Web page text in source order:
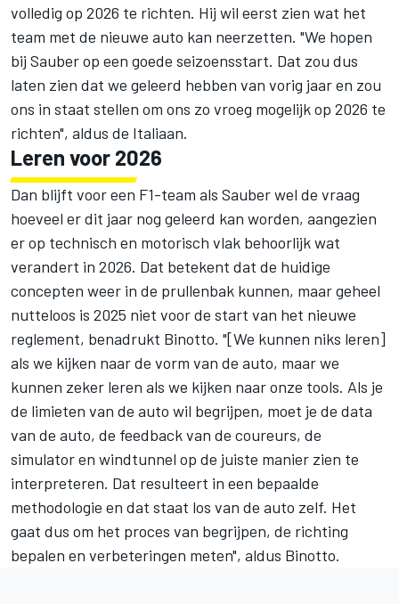
volledig op 2026 te richten. Hij wil eerst zien wat het
team met de nieuwe auto kan neerzetten. "We hopen
bij Sauber op een goede seizoensstart. Dat zou dus
laten zien dat we geleerd hebben van vorig jaar en zou
ons in staat stellen om ons zo vroeg mogelijk op 2026 te
richten", aldus de Italiaan.
Leren voor 2026
Dan blijft voor een F1-team als Sauber wel de vraag
hoeveel er dit jaar nog geleerd kan worden, aangezien
er op technisch en motorisch vlak behoorlijk wat
verandert in 2026. Dat betekent dat de huidige
concepten weer in de prullenbak kunnen, maar geheel
nutteloos is 2025 niet voor de start van het nieuwe
reglement, benadrukt Binotto. "[We kunnen niks leren]
als we kijken naar de vorm van de auto, maar we
kunnen zeker leren als we kijken naar onze tools. Als je
de limieten van de auto wil begrijpen, moet je de data
van de auto, de feedback van de coureurs, de
simulator en windtunnel op de juiste manier zien te
interpreteren. Dat resulteert in een bepaalde
methodologie en dat staat los van de auto zelf. Het
gaat dus om het proces van begrijpen, de richting
bepalen en verbeteringen meten", aldus Binotto.